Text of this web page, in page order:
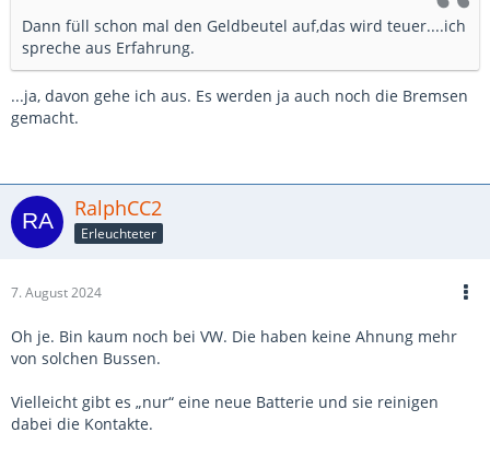
Dann füll schon mal den Geldbeutel auf,das wird teuer....ich
spreche aus Erfahrung.
...ja, davon gehe ich aus. Es werden ja auch noch die Bremsen
gemacht.
RalphCC2
Erleuchteter
7. August 2024
Oh je. Bin kaum noch bei VW. Die haben keine Ahnung mehr
von solchen Bussen.
Vielleicht gibt es „nur“ eine neue Batterie und sie reinigen
dabei die Kontakte.